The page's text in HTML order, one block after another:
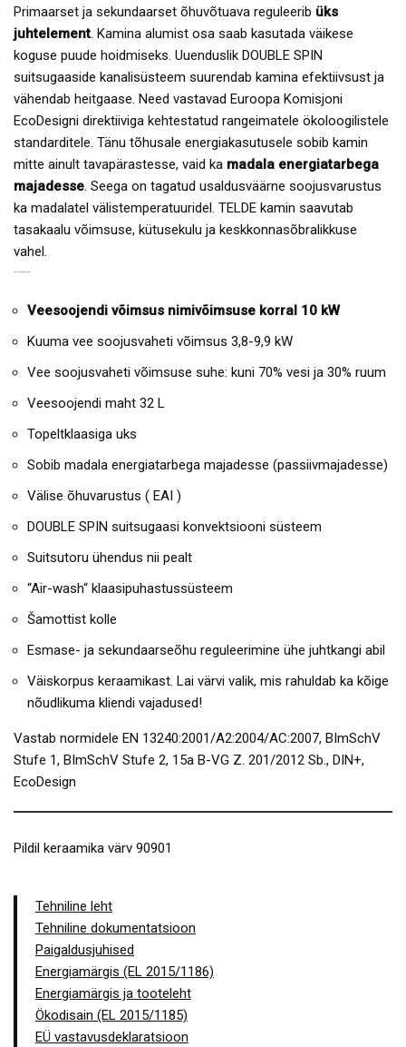
Primaarset ja sekundaarset õhuvõtuava reguleerib üks
juhtelement. Kamina alumist osa saab kasutada väikese
koguse puude hoidmiseks. Uuenduslik DOUBLE SPIN
suitsugaaside kanalisüsteem suurendab kamina efektiivsust ja
vähendab heitgaase. Need vastavad Euroopa Komisjoni
EcoDesigni direktiiviga kehtestatud rangeimatele ökoloogilistele
standarditele. Tänu tõhusale energiakasutusele sobib kamin
mitte ainult tavapärastesse, vaid ka madala energiatarbega
majadesse. Seega on tagatud usaldusväärne soojusvarustus
ka madalatel välistemperatuuridel. TELDE kamin saavutab
tasakaalu võimsuse, kütusekulu ja keskkonnasõbralikkuse
vahel.
Veesoojendi võimsus nimivõimsuse korral 10 kW
Kuuma vee soojusvaheti võimsus 3,8-9,9 kW
Vee soojusvaheti võimsuse suhe: kuni 70% vesi ja 30% ruum
Veesoojendi maht 32 L
Topeltklaasiga uks
Sobib madala energiatarbega majadesse (passiivmajadesse)
Välise õhuvarustus ( EAI )
DOUBLE SPIN suitsugaasi konvektsiooni süsteem
Suitsutoru ühendus nii pealt
“Air-wash“ klaasipuhastussüsteem
Šamottist kolle
Esmase- ja sekundaarseõhu reguleerimine ühe juhtkangi abil
Väiskorpus keraamikast. Lai värvi valik, mis rahuldab ka kõige
nõudlikuma kliendi vajadused!
Vastab normidele EN 13240:2001/A2:2004/AC:2007, BImSchV
Stufe 1, BImSchV Stufe 2, 15a B-VG Z. 201/2012 Sb., DIN+,
EcoDesign
Pildil keraamika värv 90901
Tehniline leht
Tehniline dokumentatsioon
Paigaldusjuhised
Energiamärgis (EL 2015/1186)
Energiamärgis ja tooteleht
Ökodisain (EL 2015/1185)
EÜ vastavusdeklaratsioon